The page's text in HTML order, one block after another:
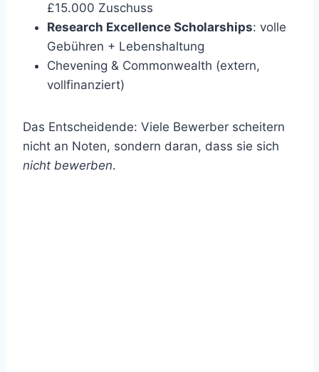
£15.000 Zuschuss
Research Excellence Scholarships: volle
Gebühren + Lebenshaltung
Chevening & Commonwealth (extern,
vollfinanziert)
Das Entscheidende: Viele Bewerber scheitern
nicht an Noten, sondern daran, dass sie sich
nicht bewerben.